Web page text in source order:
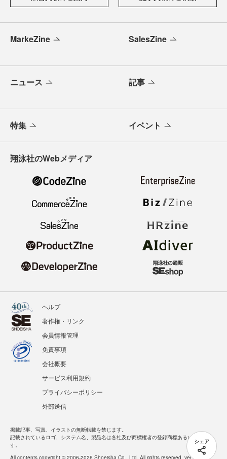
シェア
MarkeZine SalesZine
ニュース 記事
特集 イベント
翔泳社のWebメディア
ヘルプ
著作権・リンク
会員情報管理
免責事項
会社概要
サービス利用規約
プライバシーポリシー
外部送信
掲載記事、写真、イラストの無断転載を禁じます。
記載されているロゴ、システム名、製品名は各社及び商標権者の登録商標あるいは商標で
す。